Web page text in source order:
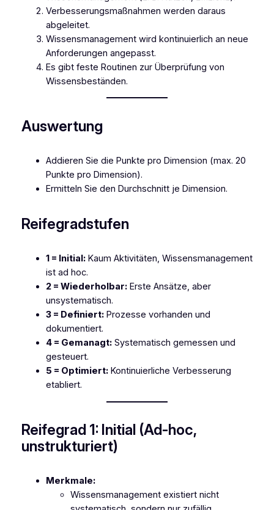
Verbesserungsmaßnahmen werden daraus
abgeleitet.
Wissensmanagement wird kontinuierlich an neue
Anforderungen angepasst.
Es gibt feste Routinen zur Überprüfung von
Wissensbeständen.
Auswertung
Addieren Sie die Punkte pro Dimension (max. 20
Punkte pro Dimension).
Ermitteln Sie den Durchschnitt je Dimension.
Reifegradstufen
1 = Initial:Kaum Aktivitäten, Wissensmanagement
ist ad hoc.
2 = Wiederholbar:Erste Ansätze, aber
unsystematisch.
3 = Definiert:Prozesse vorhanden und
dokumentiert.
4 = Gemanagt:Systematisch gemessen und
gesteuert.
5 = Optimiert:Kontinuierliche Verbesserung
etabliert.
Reifegrad 1: Initial (Ad-hoc,
unstrukturiert)
Merkmale:
Wissensmanagement existiert nicht